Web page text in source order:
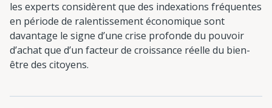
les experts considèrent que des indexations fréquentes
en période de ralentissement économique sont
davantage le signe d’une crise profonde du pouvoir
d’achat que d’un facteur de croissance réelle du bien-
être des citoyens.